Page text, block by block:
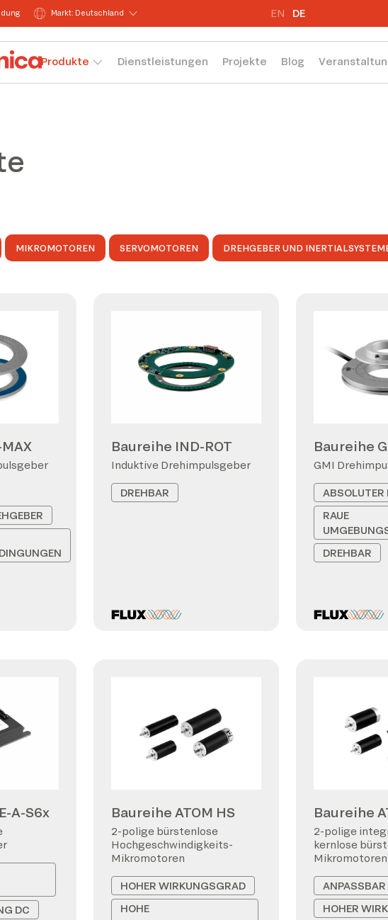
Markt: Deutschland EN DE
Produkte Dienstleistungen Projekte Blog
MIKROMOTOREN SERVOMOTOREN DREHGEBER UND
Baureihe IND-ROT
Induktive Drehimpulsgeber
DREHBAR
Baureihe
GMI
ABSOLUTER
RAUE
DREHBAR
A-S6x
DC
Baureihe ATOM HS
2-polige bürstenlose
Hochgeschwindigkeits-
Mikromotoren
HOHER WIRKUNGSGRAD
HOHE
Baureihe
2-polige
kernlose
Mikromotoren
ANPASSBAR
HOHER